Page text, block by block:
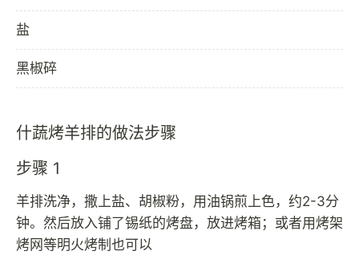
盐
黑椒碎
什蔬烤羊排的做法步骤
步骤 1
羊排洗净，撒上盐、胡椒粉，用油锅煎上色，约2-3分
钟。然后放入铺了锡纸的烤盘，放进烤箱；或者用烤架
烤网等明火烤制也可以